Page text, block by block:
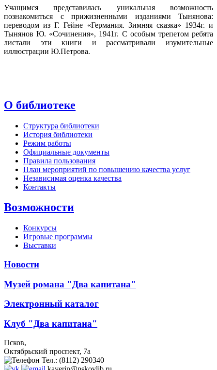
Учащимся представилась уникальная возможность
познакомиться с прижизненными изданиями Тынянова:
переводом из Г. Гейне «Германия. Зимняя сказка» 1934г. и
Тынянов Ю. «Сочинения», 1941г. С особым трепетом ребята
листали эти книги и рассматривали изумительные
иллюстрации Ю.Петрова.
О библиотеке
Структура библиотеки
История библиотеки
Режим работы
Официальные документы
Правила пользования
План мероприятий по повышению качества услуг
Независимая оценка качества
Контакты
Возможности
Конкурсы
Игровые программы
Выставки
Новости
Музей романа "Два капитана"
Электронный каталог
Клуб "Два капитана"
Псков,
Октябрьский проспект, 7a
Тел.: (8112) 290340